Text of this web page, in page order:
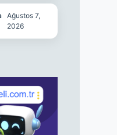
Ağustos 7,
2026